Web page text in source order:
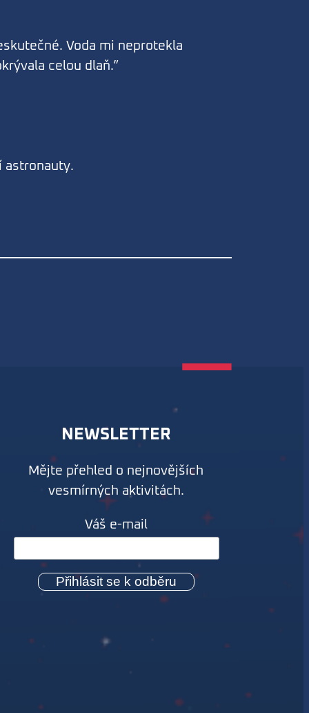
Voda mi neprotekla
celou dlaň.”
astronauty.
NEWSLETTER
Mějte přehled o nejnovějších
vesmírných aktivitách.
Váš e-mail